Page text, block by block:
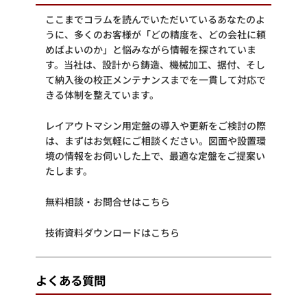
ここまでコラムを読んでいただいているあなたのよ
うに、多くのお客様が「どの精度を、どの会社に頼
めばよいのか」と悩みながら情報を探されていま
す。当社は、設計から鋳造、機械加工、据付、そし
て納入後の校正メンテナンスまでを一貫して対応で
きる体制を整えています。
レイアウトマシン用定盤の導入や更新をご検討の際
は、まずはお気軽にご相談ください。図面や設置環
境の情報をお伺いした上で、最適な定盤をご提案い
たします。
無料相談・お問合せはこちら
技術資料ダウンロードはこちら
よくある質問